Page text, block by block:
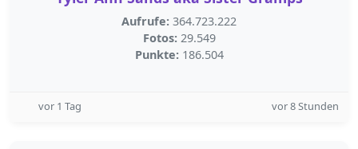
Aufrufe: 364.723.222
Fotos: 29.549
Punkte: 186.504
vor 1 Tag vor 8 Stunden